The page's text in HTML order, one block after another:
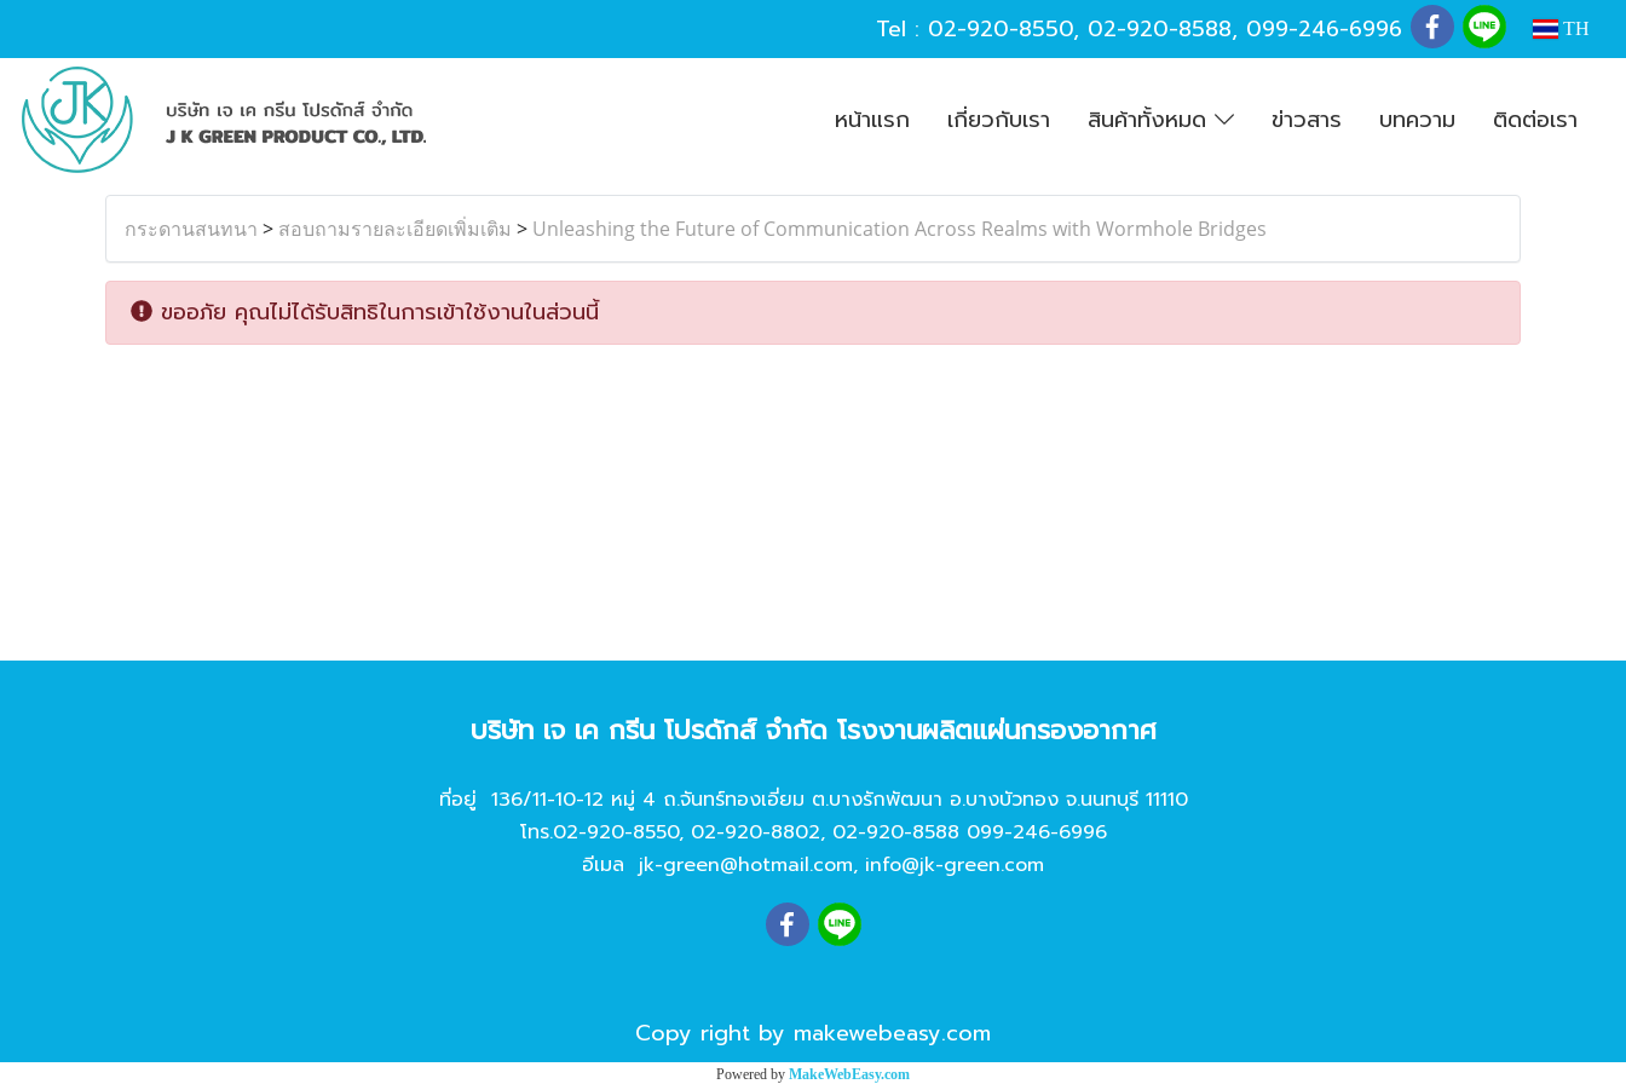
Tel : 02-920-8550, 02-920-8588, 099-246-6996 TH
หน้าแรก เกี่ยวกับเรา สินค้าทั้งหมด ข่าวสาร บทความ ติดต่อเรา
กระดานสนทนา > สอบถามรายละเอียดเพิ่มเติม > Unleashing the Future of Communication Across Realms with Wormhole Bridges
ขออภัย คุณไม่ได้รับสิทธิในการเข้าใช้งานในส่วนนี้
บริษัท เจ เค กรีน โปรดักส์ จํากัด โรงงานผลิตแผ่นกรองอากาศ
ที่อยู่ 136/11-10-12 หมู่ 4 ถ.จันทร์ทองเอี่ยม ต.บางรักพัฒนา อ.บางบัวทอง จ.นนทบุรี 11110
โทร.02-920-8550, 02-920-8802, 02-920-8588 099-246-6996
อีเมล jk-green@hotmail.com, info@jk-green.com
Copy right by makewebeasy.com
Powered by MakeWebEasy.com